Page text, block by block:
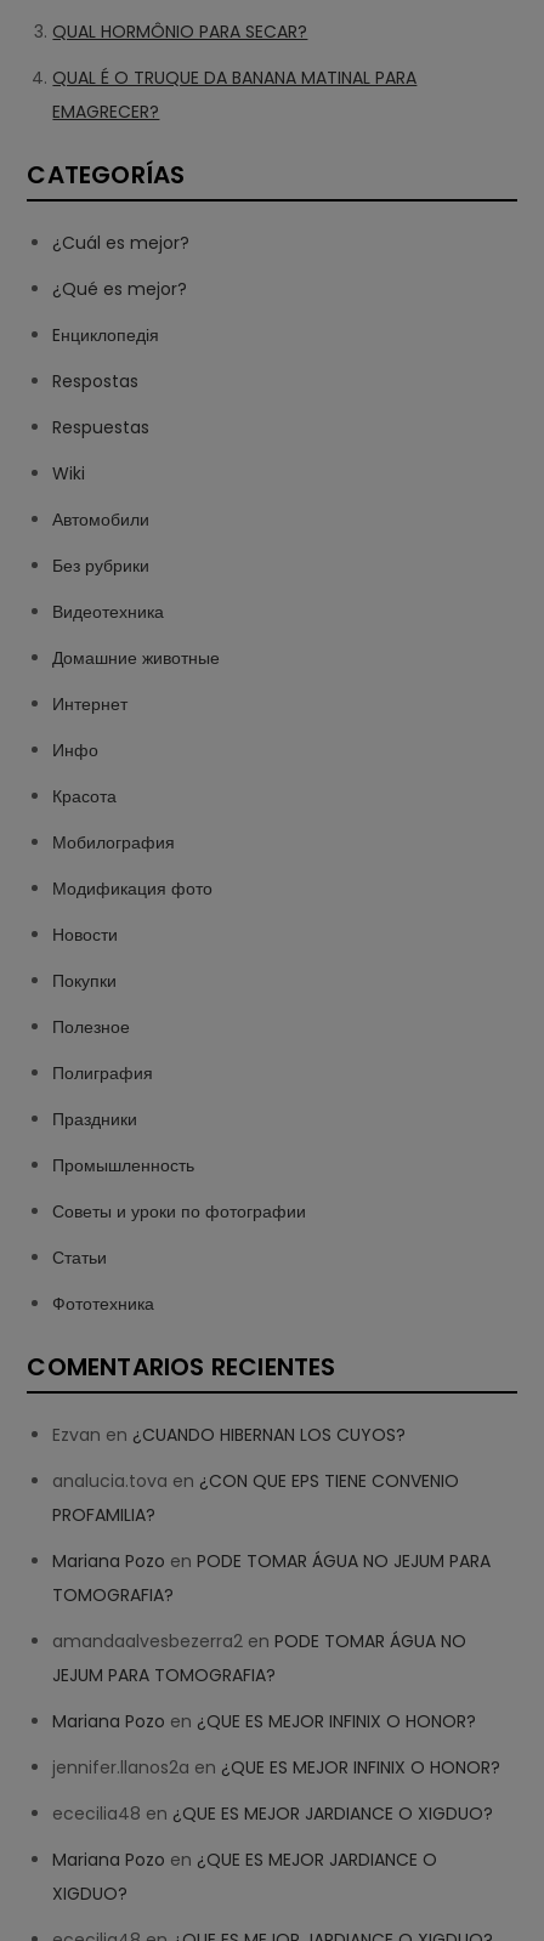
QUAL HORMÔNIO PARA SECAR?
QUAL É O TRUQUE DA BANANA MATINAL PARA
EMAGRECER?
CATEGORÍAS
¿Cuál es mejor?
¿Qué es mejor?
Eнциклопедія
Respostas
Respuestas
Wiki
Автомобили
Без рубрики
Видеотехника
Домашние животные
Интернет
Инфо
Красота
Мобилография
Модификация фото
Новости
Покупки
Полезное
Полиграфия
Праздники
Промышленность
Советы и уроки по фотографии
Статьи
Фототехника
COMENTARIOS RECIENTES
Ezvan en ¿CUANDO HIBERNAN LOS CUYOS?
analucia.tova en ¿CON QUE EPS TIENE CONVENIO
PROFAMILIA?
Mariana Pozo enPODE TOMAR ÁGUA NO JEJUM PARA
TOMOGRAFIA?
amandaalvesbezerra2 enPODE TOMAR ÁGUA NO
JEJUM PARA TOMOGRAFIA?
Mariana Pozo en ¿QUE ES MEJOR INFINIX O HONOR?
jennifer.llanos2a en ¿QUE ES MEJOR INFINIX O HONOR?
ececilia48 en ¿QUE ES MEJOR JARDIANCE O XIGDUO?
Mariana Pozo en ¿QUE ES MEJOR JARDIANCE O
XIGDUO?